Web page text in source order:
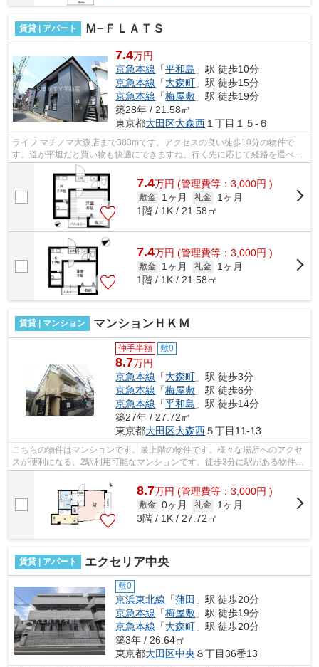
賃貸 | アパート Ｍ−ＦＬＡＴＳ
7.4万円
京急本線 「平和島 」駅 徒歩10分
京急本線 「大森町 」駅 徒歩15分
京急本線 「梅屋敷 」駅 徒歩19分
築28年 / 21.58㎡
東京都大田区大森西 １丁目１５-６
ライフ マチノマ大森店まで383mです。アクセスの良い徒歩10分の物件で
す。道が平坦だと買い物も快適にできますね。行く先に応じて経路を選べ
る、2駅利用可能な物件です。こちらの物件...
7.4万円 (管理費等：3,000円 )
敷金 1ヶ月 礼金
1ヶ月
1階 / 1K / 21.58㎡
7.4万円 (管理費等：3,000円 )
敷金 1ヶ月 礼金
1ヶ月
1階 / 1K / 21.58㎡
賃貸 | マンション マンションＨＫＭ
仲手半額 敷0
8.7万円
京急本線 「大森町 」駅 徒歩3分
京急本線 「梅屋敷 」駅 徒歩6分
京急本線 「平和島 」駅 徒歩14分
築27年 / 27.72㎡
東京都大田区大森西５丁目11-13
こちらの物件はマンションです。最上階の物件です。様々な場所へのアクセ
スが便利になる、2駅利用可能なマンションです。徒歩3分に駅がある物件で
す。道が平坦だと買い物も快適にでき...
8.7万円 (管理費等：3,000円 )
敷金 0ヶ月 礼金
1ヶ月
3階 / 1K / 27.72㎡
賃貸 | アパート エクセリア中央
敷0
京浜東北線 「蒲田 」駅 徒歩20分
京急本線 「梅屋敷 」駅 徒歩19分
京急本線 「大森町 」駅 徒歩20分
築3年 / 26.64㎡
東京都大田区中央 ８丁目36番13